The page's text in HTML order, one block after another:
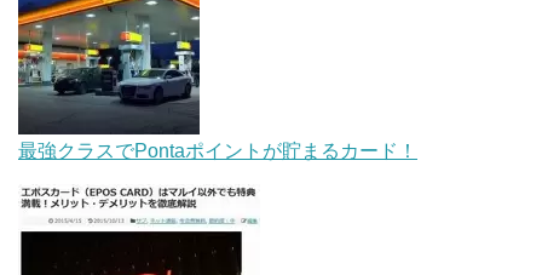
最強クラスでPontaポイントが貯まるカード！